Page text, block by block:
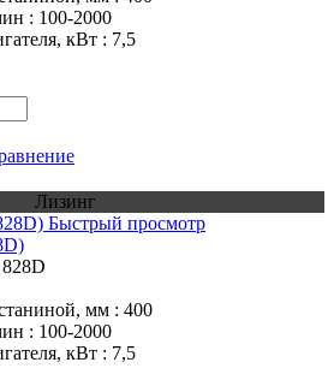
: 100-2000
кВт : 7,5
Лизинг
Быстрый просмотр
мм : 400
: 100-2000
кВт : 7,5